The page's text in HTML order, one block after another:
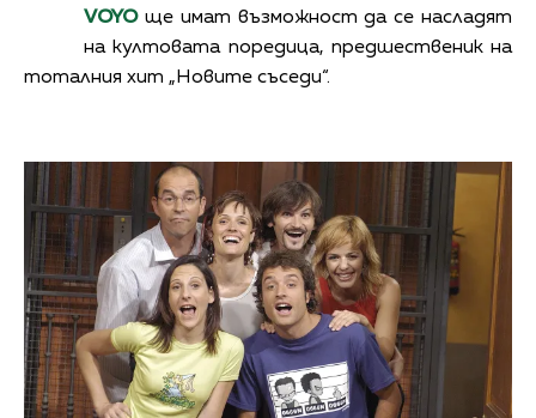
VOYOще имат възможност да се насладят
на култовата поредица, предшественик на
тоталния хит „Новите съседи“.